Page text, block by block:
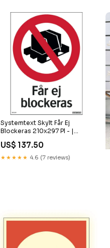
Systemtext Skylt Får Ej
Blockeras 210x297 Pl - |
CleanNest 7319972807856
US$ 137.50
★★★★★ 4.6 (7 reviews)